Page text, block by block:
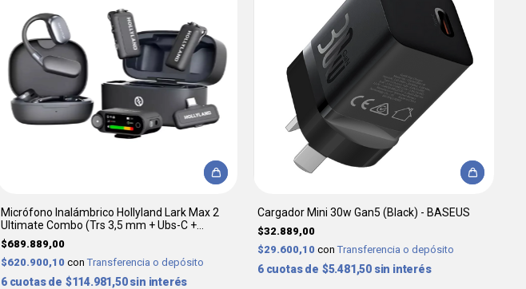
Micrófono Inalámbrico Hollyland Lark Max 2
Ultimate Combo (Trs 3,5 mm + Ubs-C +
Lightning)
$689.889,00
$620.900,10 con Transferencia o depósito
6 $114.981,50 sin interés
Cargador Mini 30w Gan5 (Black) - BASEUS
$32.889,00
$29.600,10 con Transferencia o depósito
6 $5.481,50 sin interés